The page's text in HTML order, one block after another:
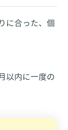
に合った、個
以内に一度の